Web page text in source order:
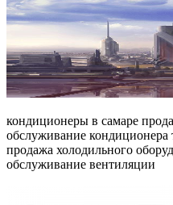
кондиционеры в самаре
обслуживание
продажа холодильного
обслуживание вентиляции